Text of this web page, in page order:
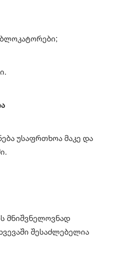
უსაფრთხოა მაკე და
მნიშვნელოვნად
შესაძლებელია